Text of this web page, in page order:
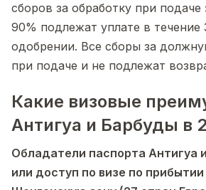
сборов за обработку при
90% подлежат уплате в
одобрении. Все сборы за
при подаче и не подлежат
Какие визовые
Антигуа и Барбуды в
Обладатели паспорта Антигуа
или доступ по визе по